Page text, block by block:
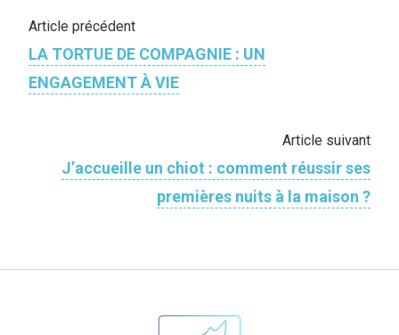
Article précédent
LA TORTUE DE COMPAGNIE : UN
ENGAGEMENT À VIE
Article suivant
J’accueille un chiot : comment réussir ses
premières nuits à la maison ?